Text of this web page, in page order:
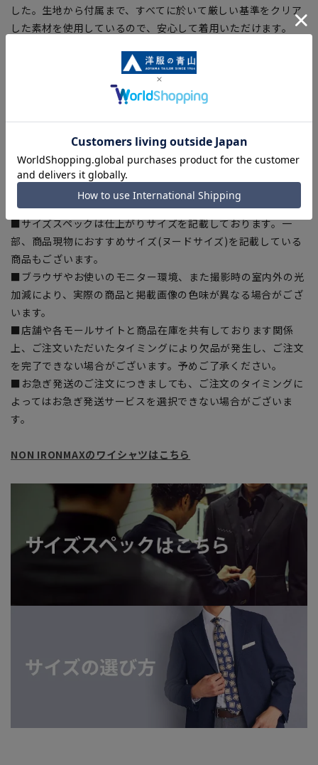
した。生地から付属まで、すべてに於いて厳しい基準をクリア
した素材を使用しているので、安心して着用いただけます。
【シルエット】《やや細め(スッキリ)》 (当社比)
【商品に関するご注意】
ある場合がございますので、予めご了承ください。
■ゆとり感には個人差があります。サイズ表を確認の上、ご購
入の目安としてご利用ください。
■生地や仕様・デザインにより、着用感や実際のサイズ表に若
干の誤差が生じる場合がございます。予めご了承ください。
■サイズスペックは仕上がりサイズを記載しております。一
部、商品現物におすすめサイズ(ヌードサイズ)を記載している
商品もございます。
■ブラウザやお使いのモニター環境、また撮影時の室内外の光
加減により、実際の商品と掲載画像の色味が異なる場合がござ
います。
■店舗や各モールサイトと商品在庫を共有しております関係
上、ご注文いただいたタイミングにより欠品が発生し、ご注文
を完了できない場合がございます。予めご了承ください。
■お急ぎ発送のご注文につきましても、ご注文のタイミングに
よってはお急ぎ発送サービスを選択できない場合がございま
す。
NON IRONMAXのワイシャツはこちら